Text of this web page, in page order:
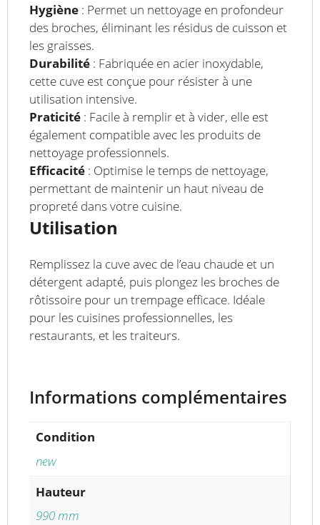
Hygiène : Permet un nettoyage en profondeur
des broches, éliminant les résidus de cuisson et
les graisses.
Durabilité : Fabriquée en acier inoxydable,
cette cuve est conçue pour résister à une
utilisation intensive.
Praticité : Facile à remplir et à vider, elle est
également compatible avec les produits de
nettoyage professionnels.
Efficacité : Optimise le temps de nettoyage,
permettant de maintenir un haut niveau de
propreté dans votre cuisine.
Utilisation
Remplissez la cuve avec de l’eau chaude et un
détergent adapté, puis plongez les broches de
rôtissoire pour un trempage efficace. Idéale
pour les cuisines professionnelles, les
restaurants, et les traiteurs.
Informations complémentaires
Condition
new
Hauteur
990 mm